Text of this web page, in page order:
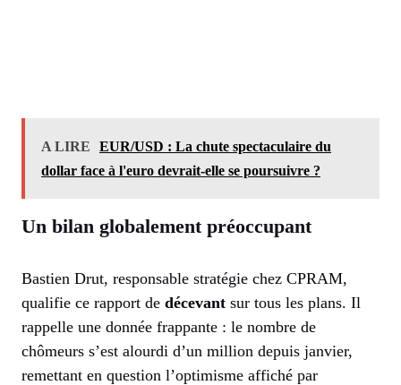
A LIRE
EUR/USD : La chute spectaculaire du
dollar face à l'euro devrait-elle se poursuivre ?
Un bilan globalement préoccupant
Bastien Drut, responsable stratégie chez CPRAM,
qualifie ce rapport de décevant sur tous les plans. Il
rappelle une donnée frappante : le nombre de
chômeurs s’est alourdi d’un million depuis janvier,
remettant en question l’optimisme affiché par